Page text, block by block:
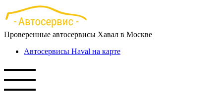
Перейти
к
основному
содержанию
Проверенные автосервисы Хавал в Москве
Автосервисы Haval на карте